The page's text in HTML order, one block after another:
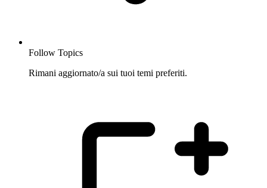
Follow Topics
Rimani aggiornato/a sui tuoi temi preferiti.